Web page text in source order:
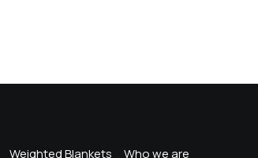
Weighted Blankets Who we are